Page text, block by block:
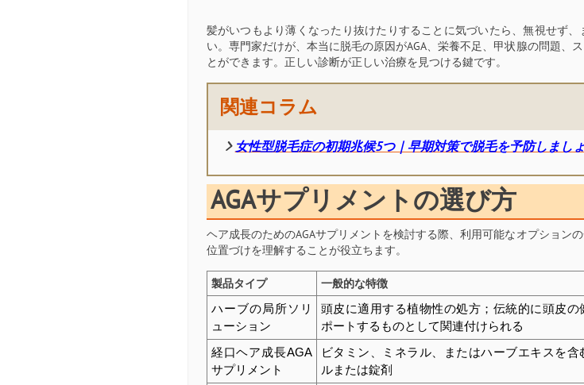
髪がいつもより薄くなったり抜けたりすることに気づいたら、無視せず
い。専門家だけが、本当に脱毛の原因がAGA、栄養不足、甲状腺の問題、
とができます。正しい診断が正しい治療を見つける鍵です。
関連コラム
女性型脱毛症の初期兆候5つ｜早期対策で脱毛を予防しまし
AGAサプリメントの選び方
ヘア成長のためのAGAサプリメントを検討する際、利用可能なオプション
位置づけを理解することが役立ちます。
製品タイプ 一般的な特徴
ハーブの局所ソリ
ューション
頭皮に適用する植物性の処方；伝統的に頭皮の
ポートするものとして関連付けられる
経口ヘア成長AGA
サプリメント
ビタミン、ミネラル、またはハーブエキスを含
ルまたは錠剤